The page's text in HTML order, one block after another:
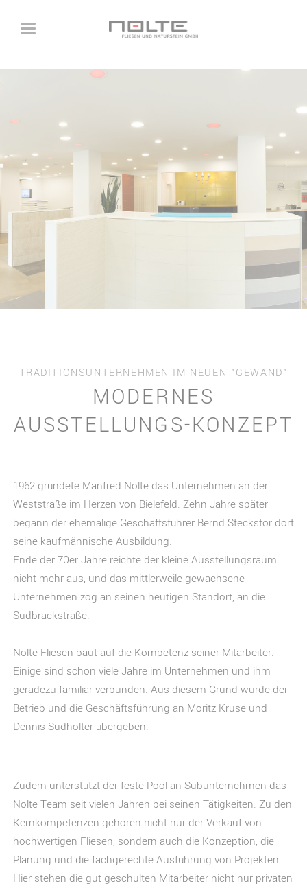
TRADITIONSUNTERNEHMEN IM NEUEN "GEWAND"
MODERNES
AUSSTELLUNGS-KONZEPT
1962 gründete Manfred Nolte das Unternehmen an der
Weststraße im Herzen von Bielefeld. Zehn Jahre später
begann der ehemalige Geschäftsführer Bernd Steckstor dort
seine kaufmännische Ausbildung.
Ende der 70er Jahre reichte der kleine Ausstellungsraum
nicht mehr aus, und das mittlerweile gewachsene
Unternehmen zog an seinen heutigen Standort, an die
Sudbrackstraße.
Nolte Fliesen baut auf die Kompetenz seiner Mitarbeiter.
Einige sind schon viele Jahre im Unternehmen und ihm
geradezu familiär verbunden. Aus diesem Grund wurde der
Betrieb und die Geschäftsführung an Moritz Kruse und
Dennis Sudhölter übergeben.
Zudem unterstützt der feste Pool an Subunternehmen das
Nolte Team seit vielen Jahren bei seinen Tätigkeiten. Zu den
Kernkompetenzen gehören nicht nur der Verkauf von
hochwertigen Fliesen, sondern auch die Konzeption, die
Planung und die fachgerechte Ausführung von Projekten.
Hier stehen die gut geschulten Mitarbeiter nicht nur privaten